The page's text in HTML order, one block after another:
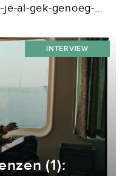
je-al-gek-genoeg-
we maken, waarin
Daar zijn een
(1):
INTERVIEW